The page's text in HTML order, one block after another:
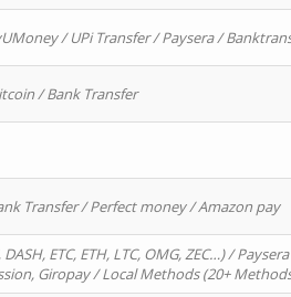
/ UPi Transfer / Paysera /
/ Bank Transfer
Transfer / Perfect money / Amazon pay
ETC, ETH, LTC, OMG, ZEC…) /
Giropay / Local Methods (20+